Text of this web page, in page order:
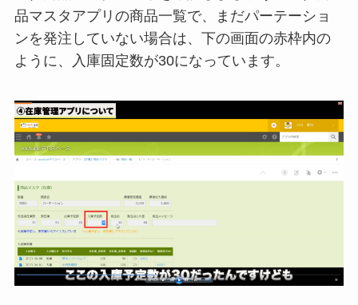
品マスタアプリの商品一覧で、まだパーテーショ
ンを発注していない場合は、下の画面の赤枠内の
ように、入庫固定数が30になっています。